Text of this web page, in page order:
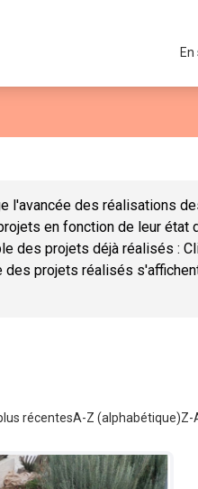
utilisateur
l'avancée des réalisations
en fonction de leur état
des projets déjà réalisés :
projets réalisés
récentesA-Z (alphabétique)Z-